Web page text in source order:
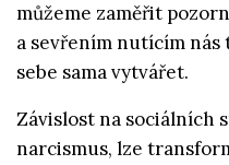
můžeme zaměřit
a sevřením nutícím nás
sebe sama vytvářet.
Závislost na sociálních
narcismus, lze